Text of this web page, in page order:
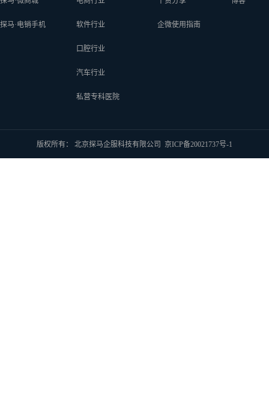
探马·电销手机 软件行业
口腔行业
汽车行业
私营专科医院
企微使用指南
版权所有： 北京探马企服科技有限公司 京ICP备20021737号-1